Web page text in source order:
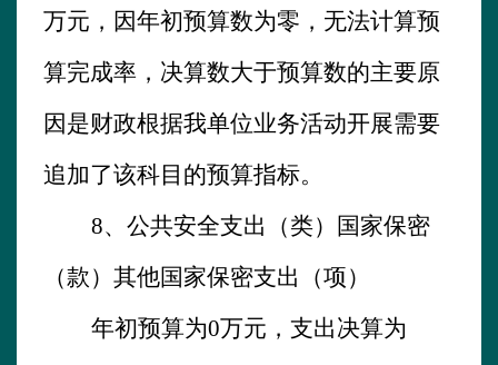
万元，因年初预算数为零，无法计算预
算完成率，决算数大于预算数的主要原
因是财政根据我单位业务活动开展需要
追加了该科目的预算指标。
8、 公共安全支出（类）国家保密
（款）其他国家保密支出（项）
年初预算为0万元，支出决算为